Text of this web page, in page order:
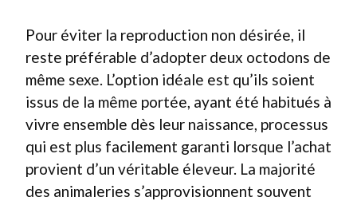
Pour éviter la reproduction non désirée, il
reste préférable d’adopter deux octodons de
même sexe. L’option idéale est qu’ils soient
issus de la même portée, ayant été habitués à
vivre ensemble dès leur naissance, processus
qui est plus facilement garanti lorsque l’achat
provient d’un véritable éleveur. La majorité
des animaleries s’approvisionnent souvent